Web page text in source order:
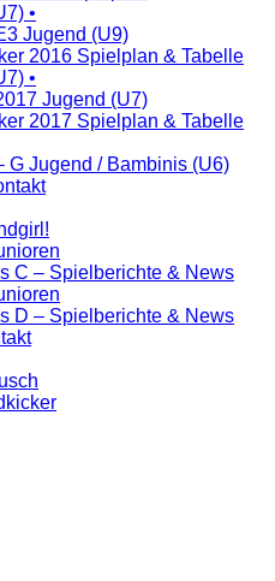
•
Jugend (U9)
2016 Spielplan & Tabelle
•
Jugend (U7)
2017 Spielplan & Tabelle
G Jugend / Bambinis (U6)
C – Spielberichte & News
D – Spielberichte & News